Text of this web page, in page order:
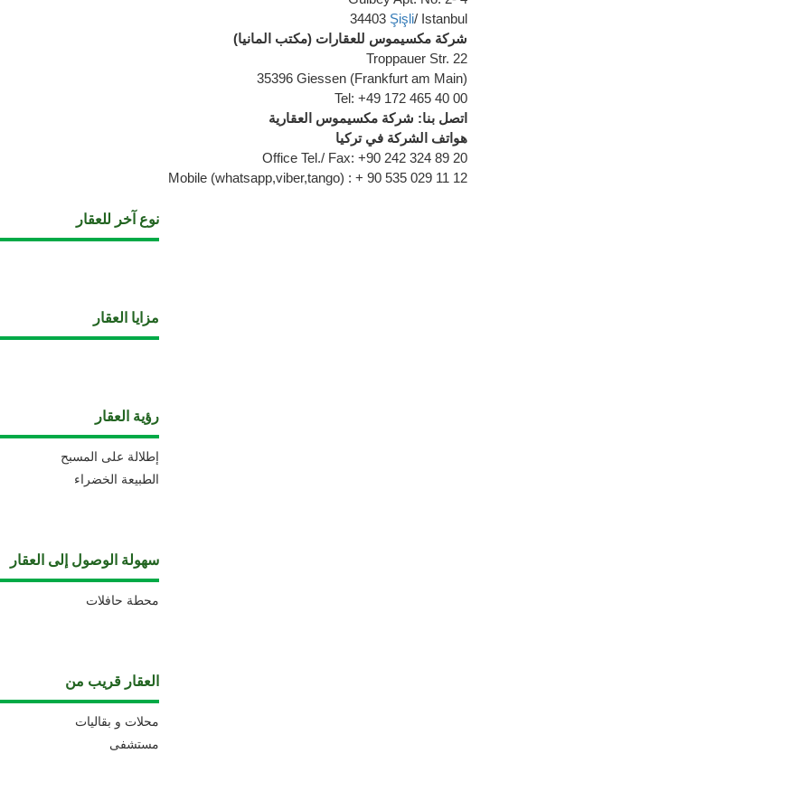
34403 Şişli/ Istanbul
(شركة مكسيموس للعقارات (مكتب المانيا
Troppauer Str. 22
35396 Giessen (Frankfurt am Main)
Tel: +49 172 465 40 00
اتصل بنا: شركة مكسيموس العقارية
هواتف الشركة في تركيا
Office Tel./ Fax: +90 242 324 89 20
Mobile (whatsapp,viber,tango) : + 90 535 029 11 12
نوع آخر للعقار
مزايا العقار
رؤية العقار
إطلالة على المسبح
الطبيعة الخضراء
سهولة الوصول إلى العقار
محطة حافلات
العقار قريب من
محلات و بقاليات
مستشفى